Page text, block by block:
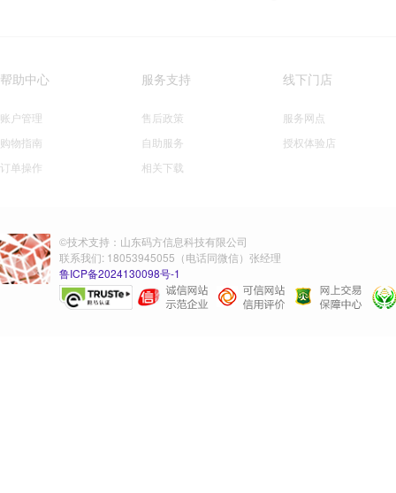
帮助中心
账户管理
购物指南
订单操作
服务支持
售后政策
自助服务
相关下载
线下门店
服务网点
授权体验店
©技术支持：山东码方信息科技有限公司
联系我们: 18053945055（电话同微信）张经理
鲁ICP备2024130098号-1